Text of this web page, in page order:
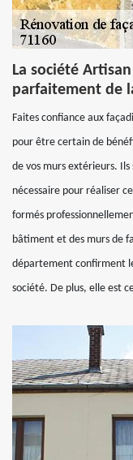
La société
parfaitement de
Faites confiance aux
pour être certain de
de vos murs extérieurs.
nécessaire pour réaliser
formés
bâtiment et des murs de
département confirment
société. De plus, elle est